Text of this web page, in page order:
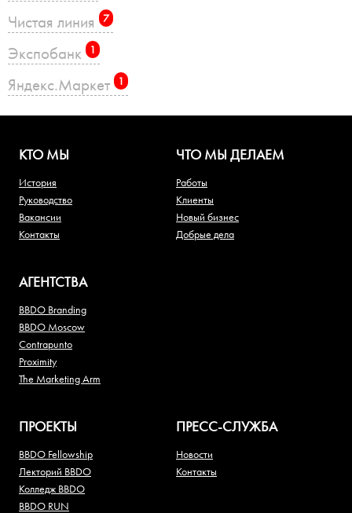
Чистая линия 7
Экспобанк 1
Яндекс.Маркет 1
КТО МЫ
История
Руководство
Вакансии
Контакты
ЧТО МЫ ДЕЛАЕМ
Работы
Клиенты
Новый бизнес
Добрые дела
АГЕНТСТВА
BBDO Branding
BBDO Moscow
Contrapunto
Proximity
The Marketing Arm
ПРОЕКТЫ
BBDO Fellowship
Лекторий BBDO
Колледж BBDO
BBDO RUN
ПРЕСС-СЛУЖБА
Новости
Контакты